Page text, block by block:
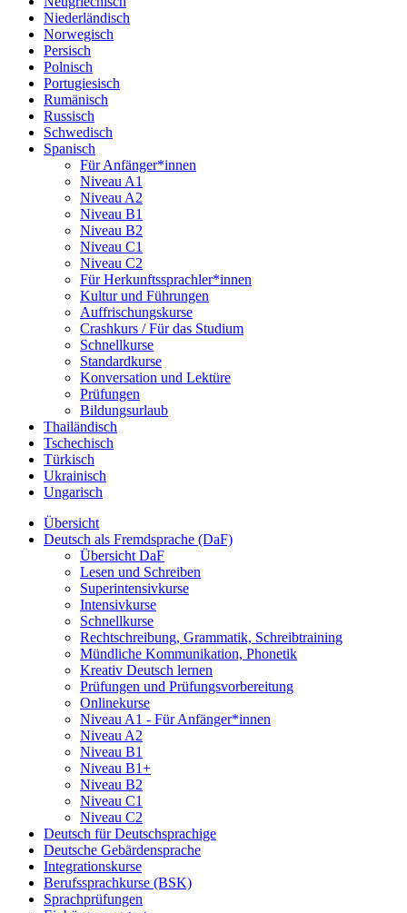
Niederländisch
Norwegisch
Persisch
Polnisch
Portugiesisch
Rumänisch
Russisch
Schwedisch
Spanisch
Für Anfänger*innen
Niveau A1
Niveau A2
Niveau B1
Niveau B2
Niveau C1
Niveau C2
Für Herkunftssprachler*innen
Kultur und Führungen
Auffrischungskurse
Crashkurs / Für das Studium
Schnellkurse
Standardkurse
Konversation und Lektüre
Prüfungen
Bildungsurlaub
Thailändisch
Tschechisch
Türkisch
Ukrainisch
Ungarisch
Übersicht
Deutsch als Fremdsprache (DaF)
Übersicht DaF
Lesen und Schreiben
Superintensivkurse
Intensivkurse
Schnellkurse
Rechtschreibung, Grammatik, Schreibtraining
Mündliche Kommunikation, Phonetik
Kreativ Deutsch lernen
Prüfungen und Prüfungsvorbereitung
Onlinekurse
Niveau A1 - Für Anfänger*innen
Niveau A2
Niveau B1
Niveau B1+
Niveau B2
Niveau C1
Niveau C2
Deutsch für Deutschsprachige
Deutsche Gebärdensprache
Integrationskurse
Berufssprachkurse (BSK)
Sprachprüfungen